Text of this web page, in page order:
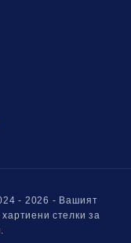
- 2026 - Вашият
стелки за